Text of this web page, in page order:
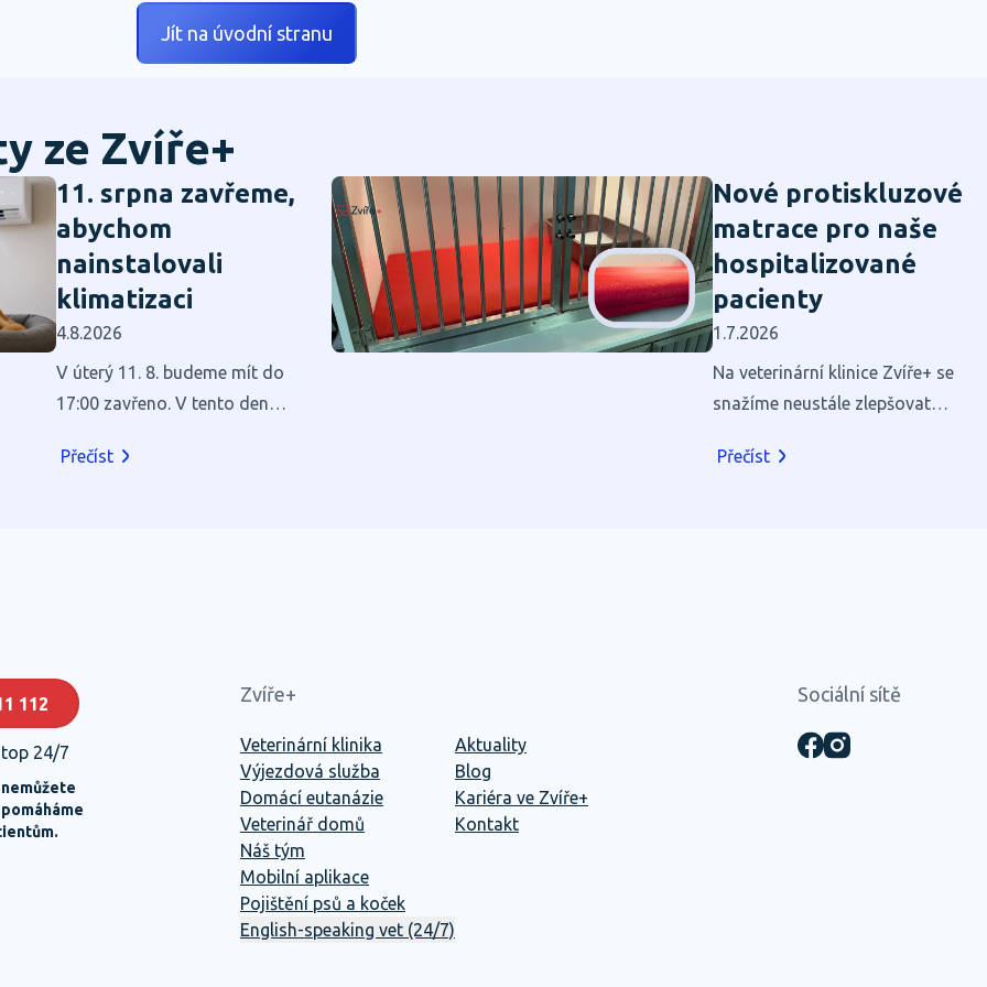
Jít na úvodní stranu
ze Zvíře+
11. srpna zavřeme,
abychom
nainstalovali
klimatizaci
4.8.2026
V úterý 11. 8. budeme mít do
17:00 zavřeno. V tento den
instalovat klimatizaci.
Přečíst
Nové protiskluzové
matrace pro naše
hospitalizované
pacienty
1.7.2026
Na veterinární klinice Zvíře+ se
snažíme neustále zlepšovat
Hospitalizace je pro většinu
Přečíst
112
24/7
Zvíře+
Veterinární klinika
Výjezdová služba
Domácí eutanázie
Veterinář domů
Náš tým
Mobilní aplikace
Pojištění psů a koček
English-speaking vet (24/7)
Aktuality
Blog
Kariéra ve Zvíře+
Kontakt
Sociální sítě